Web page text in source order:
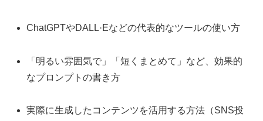
ChatGPTやDALL·Eなどの代表的なツールの使い方
「明るい雰囲気で」「短くまとめて」など、効果的
なプロンプトの書き方
実際に生成したコンテンツを活用する方法（SNS投